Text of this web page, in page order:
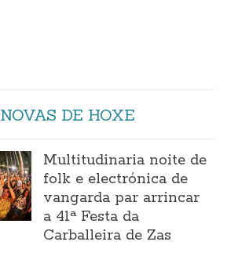
NOVAS DE HOXE
Multitudinaria noite de
folk e electrónica de
vangarda par arrincar
a 41ª Festa da
Carballeira de Zas